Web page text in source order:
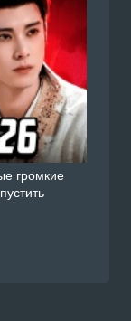
громкие